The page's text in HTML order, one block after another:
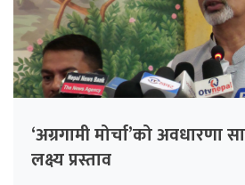
‘अग्रगामी मोर्चा’को अवधारणा
लक्ष्य प्रस्ताव